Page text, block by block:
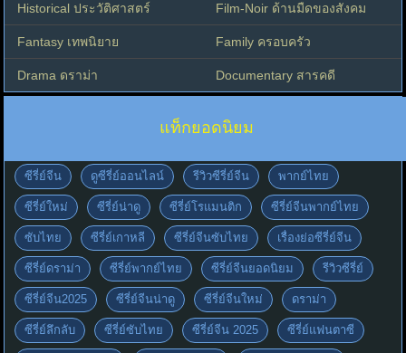
Historical ประวัติศาสตร์ Film-Noir ด้านมืดของสังคม
Fantasy เทพนิยาย Family ครอบครัว
Drama ดราม่า Documentary สารคดี
แท็กยอดนิยม
ซีรี่ย์จีน ดูซีรี่ย์ออนไลน์ รีวิวซีรี่ย์จีน พากย์ไทย
ซีรี่ย์ใหม่ ซีรี่ย์น่าดู ซีรี่ย์โรแมนติก ซีรี่ย์จีนพากย์ไทย
ซับไทย ซีรี่ย์เกาหลี ซีรี่ย์จีนซับไทย เรื่องย่อซีรี่ย์จีน
ซีรี่ย์ดราม่า ซีรี่ย์พากย์ไทย ซีรี่ย์จีนยอดนิยม รีวิวซีรี่ย์
ซีรี่ย์จีน2025 ซีรี่ย์จีนน่าดู ซีรี่ย์จีนใหม่ ดราม่า
ซีรี่ย์ลึกลับ ซีรี่ย์ซับไทย ซีรี่ย์จีน 2025 ซีรี่ย์แฟนตาซี